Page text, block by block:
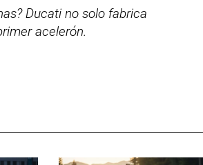
Ducati no solo fabrica
acelerón.